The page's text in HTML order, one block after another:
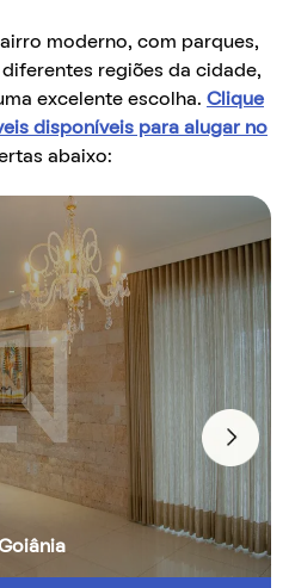
moderno, com parques,
regiões da cidade,
excelente escolha. Clique
disponíveis para alugar no
abaixo: